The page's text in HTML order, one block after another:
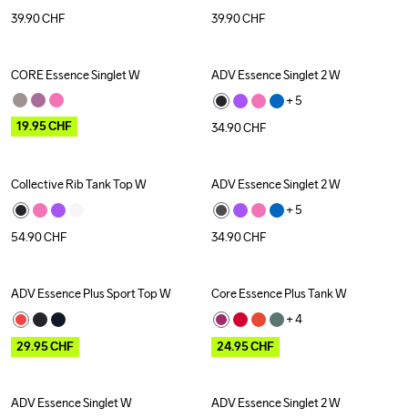
39.90CHF
39.90CHF
Outlet
CORE Essence Singlet W
19.95CHF
ADV Essence Singlet 2 W
+ 5
34.90CHF
Collective Rib Tank Top W
54.90CHF
ADV Essence Singlet 2 W
+ 5
34.90CHF
Outlet
ADV Essence Plus Sport Top W
29.95CHF
Outlet
Core Essence Plus Tank W
+ 4
24.95CHF
Outlet
ADV Essence Singlet W
ADV Essence Singlet 2 W